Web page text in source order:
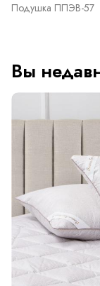
Подушка ППЭВ-57
Вы